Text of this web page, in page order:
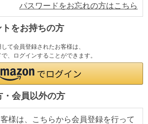
パスワードをお忘れの方はこちら
をお持ちの方
て会員登録されたお客様は、
、ログインすることができます。
会員以外の方
様は、こちらから会員登録を行って